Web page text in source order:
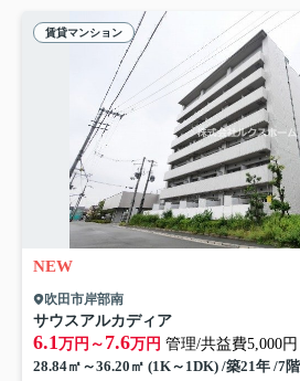
賃貸マンション
NEW
吹田市岸部南
サウスアルカディア
6.1万円～ 7.6万円 管理/共益費5,000円
28.84㎡～36.20㎡ (1K～1DK) /築21年 /7